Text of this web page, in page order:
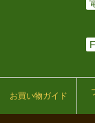
お買い物ガイド